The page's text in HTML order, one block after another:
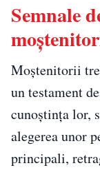
Semnale
Moștenitorii
un testament
cunoștința lor,
alegerea unor
principali,